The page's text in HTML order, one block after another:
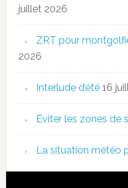
juillet 2026
ZRT pour
2026
Interlude d’été 16
Eviter les zones de
La situation météo